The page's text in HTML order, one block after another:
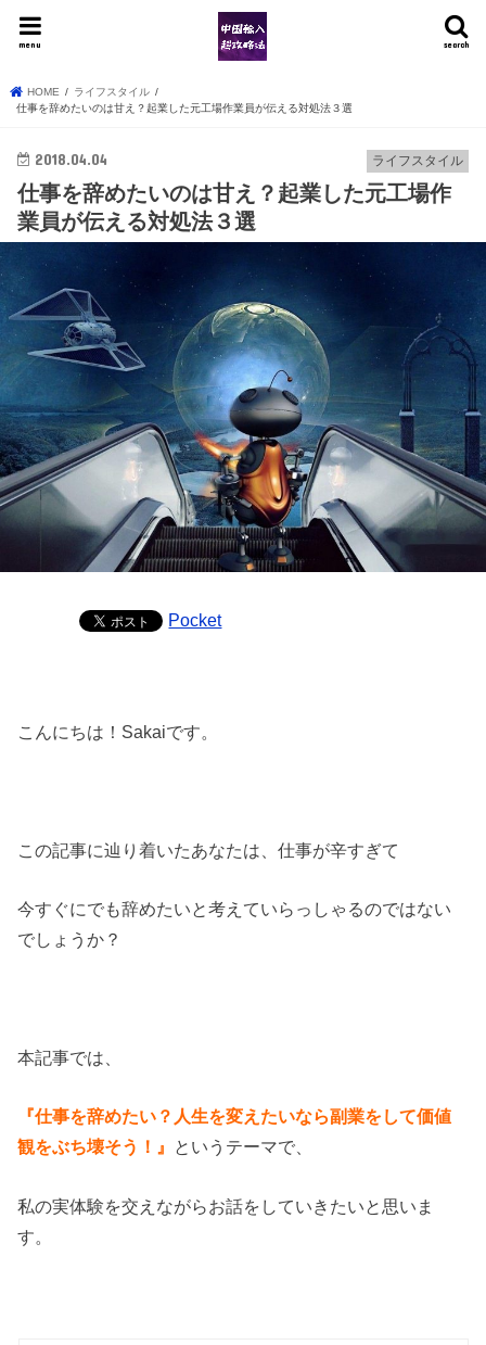
search
menu
HOME
ライフスタイル
仕事を辞めたいのは甘え？起業した元工場作業員が伝える対処法３選
ライフスタイル
2018.04.04
仕事を辞めたいのは甘え？起業した元工場作
業員が伝える対処法３選
Pocket
こんにちは！Sakaiです。
この記事に辿り着いたあなたは、仕事が辛すぎて
今すぐにでも辞めたいと考えていらっしゃるのではない
でしょうか？
本記事では、
『仕事を辞めたい？人生を変えたいなら副業をして価値
観をぶち壊そう！』 というテーマで、
私の実体験を交えながらお話をしていきたいと思いま
す。